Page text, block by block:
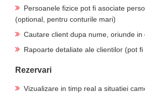
Persoanele fizice pot fi asociate
(optional, pentru conturile mari)
Cautare client dupa nume, oriunde in
Rapoarte detaliate ale clientilor (pot
Rezervari
Vizualizare in timp real a situatiei